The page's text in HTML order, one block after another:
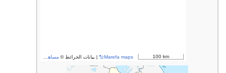
100 km
Marefa maps | بيانات الخرائط © مساهمو OpenStreetMap